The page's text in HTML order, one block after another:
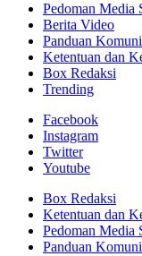
Pedoman Media
Berita Video
Panduan
Ketentuan dan
Box Redaksi
Trending
Facebook
Instagram
Twitter
Youtube
Box Redaksi
Ketentuan dan
Pedoman Media
Panduan